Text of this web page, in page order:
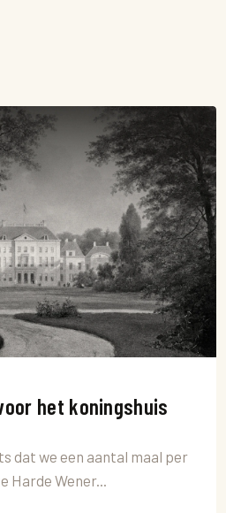
het koningshuis
dat we een aantal maal per
Harde Wener...